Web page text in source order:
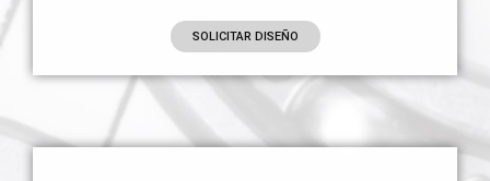
SOLICITAR DISEÑO